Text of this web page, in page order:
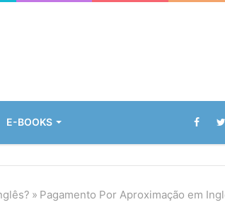
E-BOOKS
» Pagamento Por Aproximação em